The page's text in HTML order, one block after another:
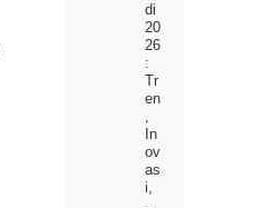
di
20
26
:
Tr
en
,
In
ov
as
i,